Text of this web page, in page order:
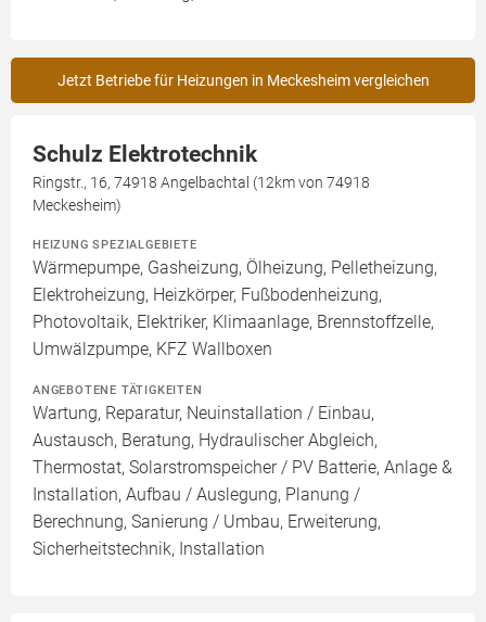
Jetzt Betriebe für Heizungen in Meckesheim vergleichen
Schulz Elektrotechnik
Ringstr., 16, 74918 Angelbachtal (12km von 74918
Meckesheim)
HEIZUNG SPEZIALGEBIETE
Wärmepumpe, Gasheizung, Ölheizung, Pelletheizung,
Elektroheizung, Heizkörper, Fußbodenheizung,
Photovoltaik, Elektriker, Klimaanlage, Brennstoffzelle,
Umwälzpumpe, KFZ Wallboxen
ANGEBOTENE TÄTIGKEITEN
Wartung, Reparatur, Neuinstallation / Einbau,
Austausch, Beratung, Hydraulischer Abgleich,
Thermostat, Solarstromspeicher / PV Batterie, Anlage &
Installation, Aufbau / Auslegung, Planung /
Berechnung, Sanierung / Umbau, Erweiterung,
Sicherheitstechnik, Installation